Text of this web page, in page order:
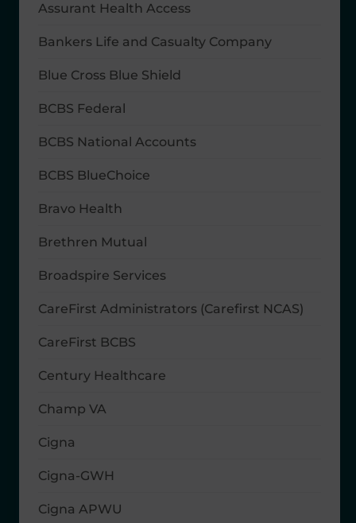
Assurant Health Access
Bankers Life and Casualty Company
Blue Cross Blue Shield
BCBS Federal
BCBS National Accounts
BCBS BlueChoice
Bravo Health
Brethren Mutual
Broadspire Services
CareFirst Administrators (Carefirst NCAS)
CareFirst BCBS
Century Healthcare
Champ VA
Cigna
Cigna-GWH
Cigna APWU